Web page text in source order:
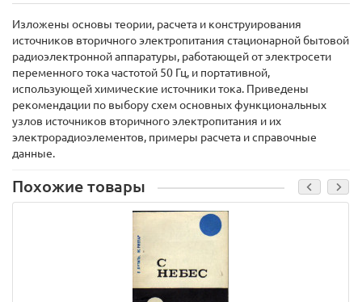
Изложены основы теории, расчета и конструирования
источников вторичного электропитания стационарной бытовой
радиоэлектронной аппаратуры, работающей от электросети
переменного тока частотой 50 Гц, и портативной,
использующей химические источники тока. Приведены
рекомендации по выбору схем основных функциональных
узлов источников вторичного электропитания и их
электрорадиоэлементов, примеры расчета и справочные
данные.
Похожие товары